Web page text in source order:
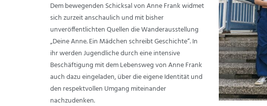
Dem bewegenden Schicksal von Anne Frank widmet
sich zurzeit anschaulich und mit bisher
unveröffentlichten Quellen die Wanderausstellung
„Deine Anne. Ein Mädchen schreibt Geschichte“. In
ihr werden Jugendliche durch eine intensive
Beschäftigung mit dem Lebensweg von Anne Frank
auch dazu eingeladen, über die eigene Identität und
den respektvollen Umgang miteinander
nachzudenken.